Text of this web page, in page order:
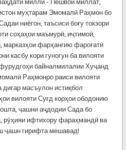
миллӣ - Пешвои миллат,
муҳтарам Эмомалӣ Раҳмон бо
ниёгон, таъсиси боғу токзори
соҳаҳои маъмурӣ, иҷтимоӣ,
марказҳои фарҳангию фароғатӣ
касбу кори гуногун ба вилояти
байналмилалии Хуҷанд
Раҳмонро раиси вилояти
масъулон истиқбол
вилояти Суғд корҳои ободонию
ҷашни аҷдодии Сада бо
рӯҳияи ифтихору фараҳмандӣ ва
ҷашн гирифта мешавад!